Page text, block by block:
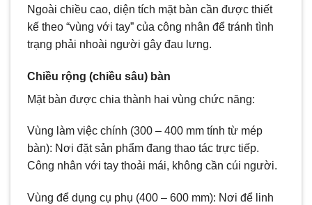
Ngoài chiều cao, diện tích mặt bàn cần được thiết
kế theo “vùng với tay” của công nhân để tránh tình
trạng phải nhoài người gây đau lưng.
Chiều rộng (chiều sâu) bàn
Mặt bàn được chia thành hai vùng chức năng:
Vùng làm việc chính (300 – 400 mm tính từ mép
bàn): Nơi đặt sản phẩm đang thao tác trực tiếp.
Công nhân với tay thoải mái, không cần cúi người.
Vùng để dụng cụ phụ (400 – 600 mm): Nơi để linh